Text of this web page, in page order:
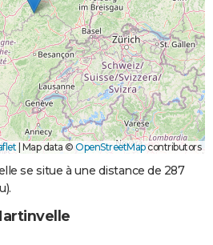
Map data © OpenStreetMapcontributors
se situe à une distance de 287